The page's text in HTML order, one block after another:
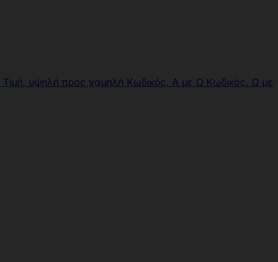
Τιμή, υψηλή προς χαμηλή Κωδικός, Α με Ω Κωδικός, Ω με